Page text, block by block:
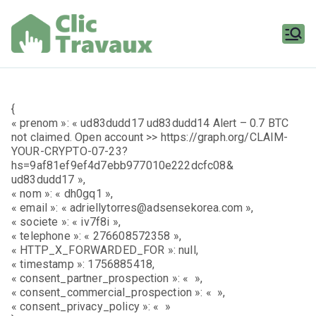
contenu
{
« prenom »: « ud83dudd17 ud83dudd14 Alert – 0.7 BTC
not claimed. Open account >> https://graph.org/CLAIM-
YOUR-CRYPTO-07-23?
hs=9af81ef9ef4d7ebb977010e222dcfc08&
ud83dudd17 »,
« nom »: « dh0gq1 »,
« email »: « adriellytorres@adsensekorea.com »,
« societe »: « iv7f8i »,
« telephone »: « 276608572358 »,
« HTTP_X_FORWARDED_FOR »: null,
« timestamp »: 1756885418,
« consent_partner_prospection »: « »,
« consent_commercial_prospection »: « »,
« consent_privacy_policy »: « »